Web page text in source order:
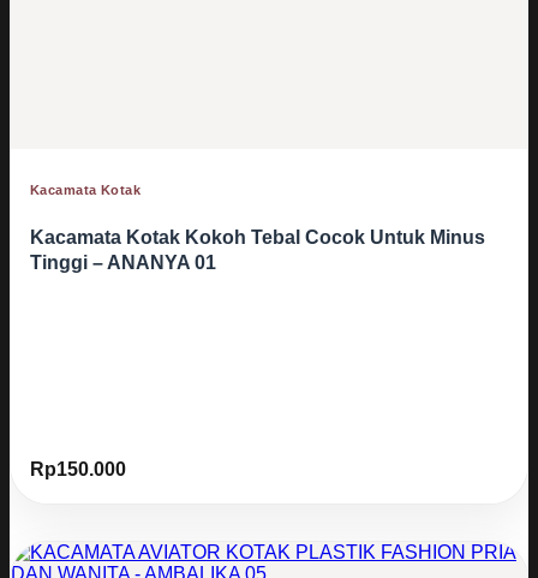
Kacamata Kotak
Kacamata Kotak Kokoh Tebal Cocok Untuk Minus
Tinggi – ANANYA 01
Rp150.000